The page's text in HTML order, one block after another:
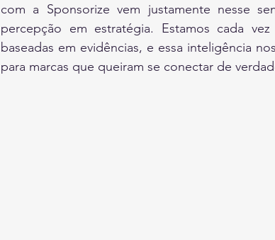
com a Sponsorize vem justamente nesse
percepção em estratégia. Estamos cada
baseadas em evidências, e essa inteligência
para marcas que queiram se conectar de